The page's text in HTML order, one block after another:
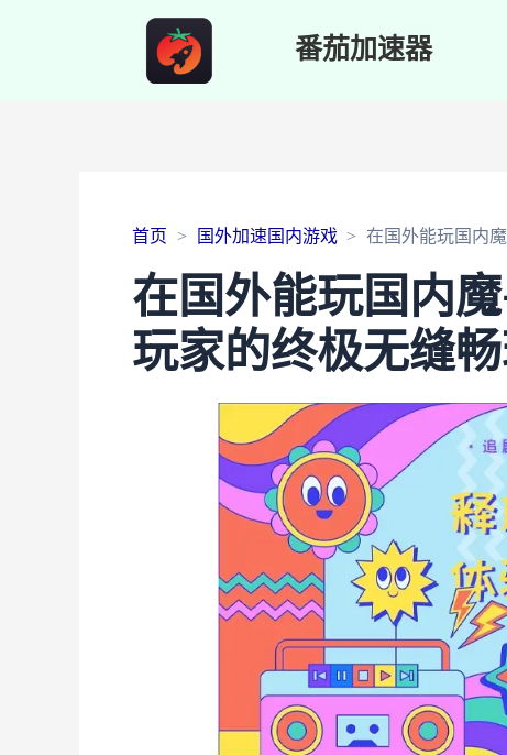
番茄加速器
首页 国外加速国内游戏 在国外能玩国内
在国外能玩国内
玩家的终极无缝